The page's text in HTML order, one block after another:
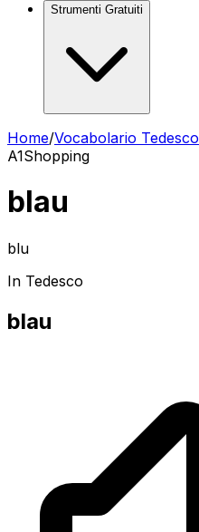
Strumenti Gratuiti
Home/Vocabolario Tedesco
A1Shopping
blau
blu
In Tedesco
blau